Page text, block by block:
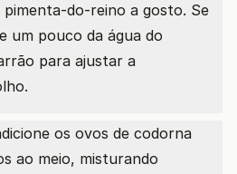
pimenta-do-reino a gosto. Se
um pouco da água do
para ajustar a
os ovos de codorna
ao meio, misturando